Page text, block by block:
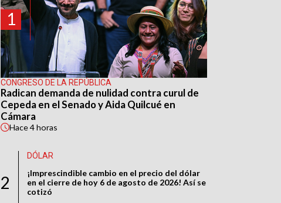
1
CONGRESO DE LA REPÚBLICA
Radican demanda de nulidad contra curul de
Cepeda en el Senado y Aida Quilcué en
Cámara
Hace4 horas
2
DÓLAR
¡Imprescindible cambio en el precio del dólar
en el cierre de hoy 6 de agosto de 2026! Así se
cotizó